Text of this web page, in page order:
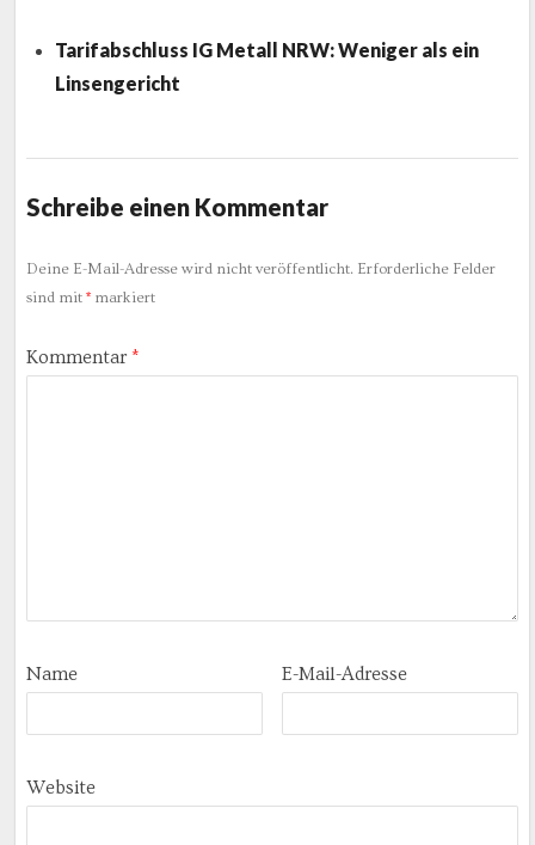
Tarifabschluss IG Metall NRW: Weniger als ein
Linsengericht
Schreibe einen Kommentar
Deine E-Mail-Adresse wird nicht veröffentlicht. Erforderliche Felder
sind mit *markiert
Kommentar *
Name E-Mail-Adresse
Website